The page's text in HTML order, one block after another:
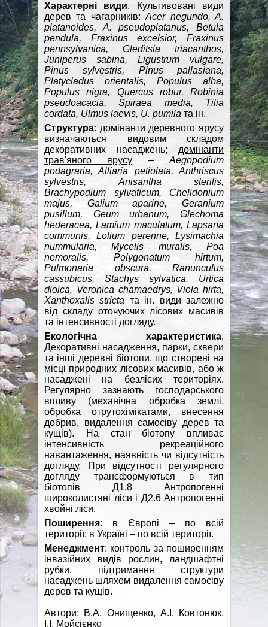
Характерні види. Культивовані види
дерев та чагарників:Acer negundo, A.
platanoides, A. pseudoplatanus, Betula
pendula, Fraxinus excelsior, Fraxinus
pennsylvanica, Gleditsia triacanthos,
Juniperus sabina, Ligustrum vulgare,
Pinus sylvestris, Pinus pallasiana,
Platycladus orientalis, Populus alba,
Populus nigra, Quercus robur, Robinia
pseudoacacia, Spirаea media, Tilia
cordata, Ulmus laevis, U. pumila та ін.
Структура: домінанти деревного ярусу
визначаються видовим складом
декоративних насаджень; домінанти
трав'яного ярусу –Aegopodium
podagraria, Alliaria petiolata, Anthriscus
sylvestris, Anisantha sterilis,
Brachypodium sylvaticum, Chelidonium
majus, Galium aparine, Geranium
pusillum, Geum urbanum, Glechoma
hederacea, Lamium maculatum, Lapsana
communis, Lolium perenne, Lysimachia
nummularia, Mycelis muralis, Poa
nemoralis, Polygonatum hirtum,
Pulmonaria obscura, Ranunculus
cassubicus, Stachys sylvatica, Urtica
dioica, Veronica chamaedrys, Viola hirta,
Xanthoxalis stricta та ін. види залежно
від складу оточуючих лісових масивів
та інтенсивності догляду.
Екологічна характеристика.
Декоративні насадження, парки, сквери
та інші деревні біотопи, що створені на
місці природних лісових масивів, або ж
насаджені на безлісих територіях.
Регулярно зазнають господарського
впливу (механічна обробка землі,
обробка отрутохімікатами, внесення
добрив, видалення самосіву дерев та
кущів). На стан біотопу впливає
інтенсивність рекреаційного
навантаження, наявність чи відсутність
догляду. При відсутності регулярного
догляду трансформуються в тип
біотопів Д1.8 Антропогенні
широколистяні ліси і Д2.6 Антропогенні
хвойні ліси.
Поширення: в Європі – по всій
території; в Україні – по всій території.
Менеджмент: контроль за поширенням
інвазійних видів рослин, ландшафтні
рубки, підтримання структури
насаджень шляхом видалення самосіву
дерев та кущів.
Автори: В.А. Онищенко, А.І. Ковтонюк,
І.І. Мойсієнко